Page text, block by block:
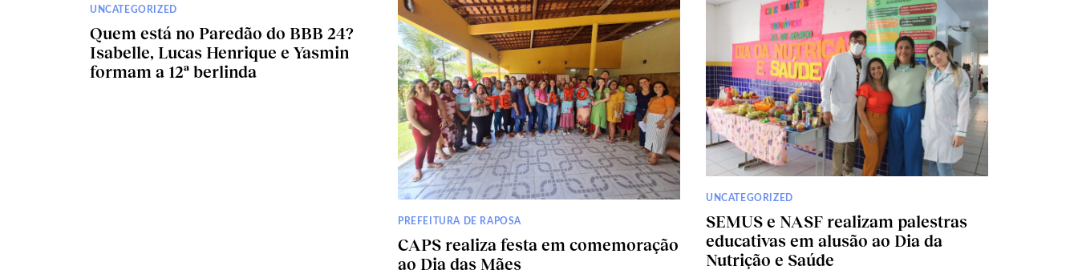
UNCATEGORIZED
Quem está no Paredão do BBB 24?
Isabelle, Lucas Henrique e Yasmin
formam a 12ª berlinda
PREFEITURA DE RAPOSA
CAPS realiza festa em comemoração
ao Dia das Mães
UNCATEGORIZED
SEMUS e NASF realizam palestras
educativas em alusão ao Dia da
Nutrição e Saúde